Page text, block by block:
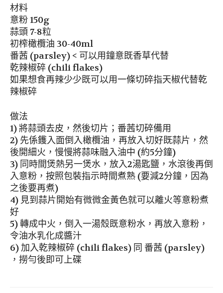
材料
意粉 150g
蒜頭 7-8粒
初榨橄欖油 30-40ml
番茜 (parsley) < 可以用鐘意既香草代替
乾辣椒碎 (chili flakes)
如果想食再辣少少既可以用一條切碎指天椒代替乾
辣椒碎
做法
1) 將蒜頭去皮，然後切片；番茜切碎備用
2) 先係鑊入面倒入橄欖油，再放入切好既蒜片，然
後開細火，慢慢將蒜味融入油中 (約5分鐘)
3) 同時間煲熱另一煲水，放入2湯匙鹽，水滾後再倒
入意粉，按照包裝指示時間煮熟 (要減2分鐘，因為
之後要再煮)
4) 見到蒜片開始有微微金黃色就可以離火等意粉煮
好
5) 轉成中火，倒入一湯殼既意粉水，再放入意粉，
令油水乳化成醬汁
6) 加入乾辣椒碎 (chili flakes) 同 番茜 (parsley)
，撈勻後即可上碟